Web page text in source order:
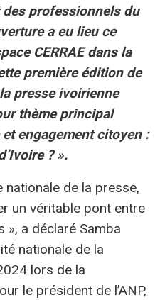
professionnels du
a eu lieu ce
CERRAE dans la
première édition de
presse ivoirienne
thème principal
engagement citoyen :
? ».
nationale de la presse,
un véritable pont entre
», a déclaré Samba
nationale de la
lors de la
le président de l’ANP,